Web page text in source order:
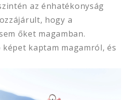
az énhatékonyság
hogy a
őket magamban.
kaptam magamról, és